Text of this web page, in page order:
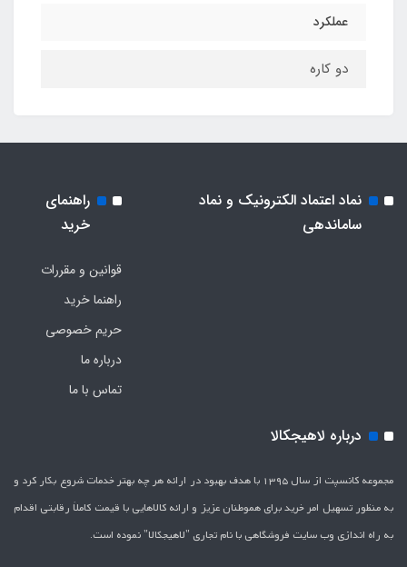
عملکرد
دو کاره
نماد اعتماد الکترونیک و نماد
ساماندهی
راهنمای
خرید
قوانین و مقررات
راهنما خرید
حریم خصوصی
درباره ما
تماس با ما
درباره لاهیجکالا
مجموعه کانسپت از سال 1395 با هدف بهبود در ارائه هر چه بهتر خدمات شروع بکار کرد و
به منظور تسهیل امر خرید برای هموطنان عزیز و ارائه کالاهایی با قیمت کاملاَ رقابتی اقدام
به راه اندازی وب سایت فروشگاهی با نام تجاری "لاهیج­کالا" نموده است.